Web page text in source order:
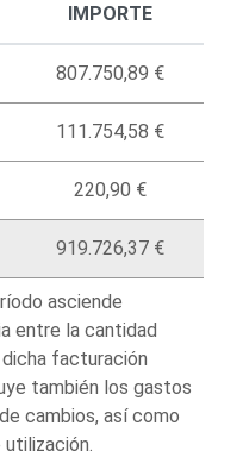
IMPORTE
807.750,89 €
111.754,58 €
220,90 €
919.726,37 €
asciende
entre la cantidad
facturación
también los gastos
cambios, así como